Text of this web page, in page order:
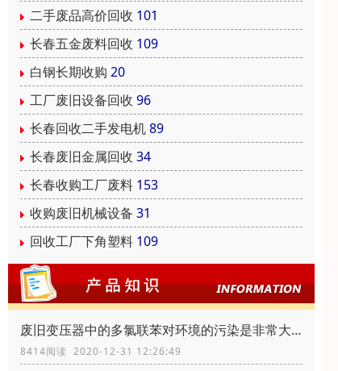
二手废品高价回收 101
长春五金废料回收 109
白钢长期收购 20
工厂废旧设备回收 96
长春回收二手发电机89
长春废旧金属回收 34
长春收购工厂废料 153
收购废旧机械设备 31
回收工厂下角塑料 109
废旧变压器中的多氯联苯对环境的污染是非常大的
8414阅读 2020-12-31 12:26:49